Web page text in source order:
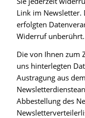
Link im Newsletter.
erfolgten
Widerruf unberührt.
Die von Ihnen zum
uns hinterlegten
Austragung aus
Abbestellung des